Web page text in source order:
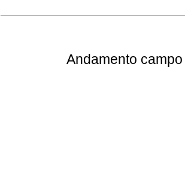
Andamento